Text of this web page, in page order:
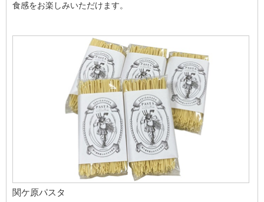
食感をお楽しみいただけます。
関ケ原パスタ